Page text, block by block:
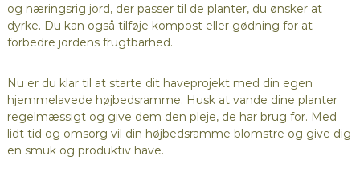
og næringsrig jord, der passer til de planter, du ønsker at
dyrke. Du kan også tilføje kompost eller gødning for at
forbedre jordens frugtbarhed.
Nu er du klar til at starte dit haveprojekt med din egen
hjemmelavede højbedsramme. Husk at vande dine planter
regelmæssigt og give dem den pleje, de har brug for. Med
lidt tid og omsorg vil din højbedsramme blomstre og give dig
en smuk og produktiv have.